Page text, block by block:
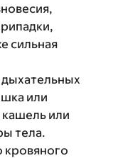
сильная
или
или
тела.